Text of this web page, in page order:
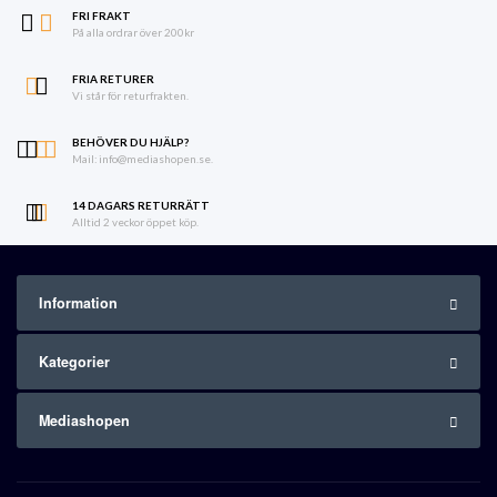
FRI FRAKT
På alla ordrar över 200kr
FRIA RETURER
Vi står för returfrakten.
BEHÖVER DU HJÄLP?
Mail: info@mediashopen.se.
14 DAGARS RETURRÄTT
Alltid 2 veckor öppet köp.
Information
Kategorier
Mediashopen